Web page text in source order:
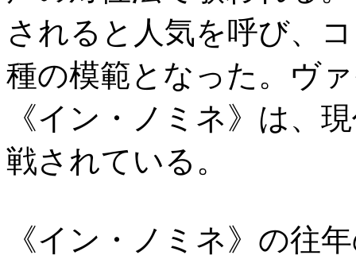
されると人気を呼び、
種の模範となった。ヴ
《イン・ノミネ》は、
戦されている。
《イン・ノミネ》の往